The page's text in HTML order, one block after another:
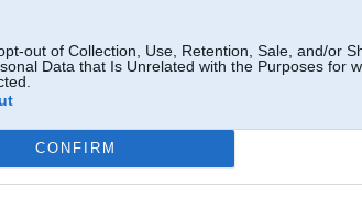
out of Collection, Use, Retention, Sale, and/or
Data that Is Unrelated with the Purposes for
CONFIRM